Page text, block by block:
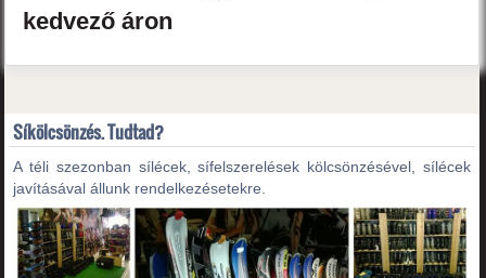
kedvező áron
Síkölcsönzés. Tudtad?
A téli szezonban sílécek, sífelszerelések kölcsönzésével, sílécek
javításával állunk rendelkezésetekre.